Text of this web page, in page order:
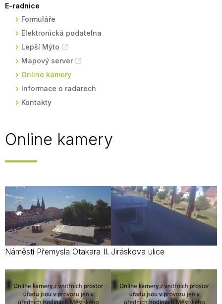
E-radnice
Formuláře
Elektronická podatelna
Lepší Mýto
Mapový server
Online kamery
Informace o radarech
Kontakty
Online kamery
Náměstí Přemysla Otakara II. Jiráskova ulice